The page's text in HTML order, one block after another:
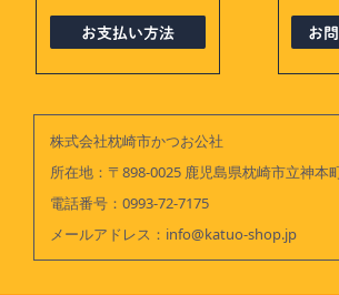
株式会社枕崎市かつお公社
所在地：〒898-0025 鹿児島県枕崎市立神本
電話番号： 0993-72-7175
メールアドレス： info@katuo-shop.jp